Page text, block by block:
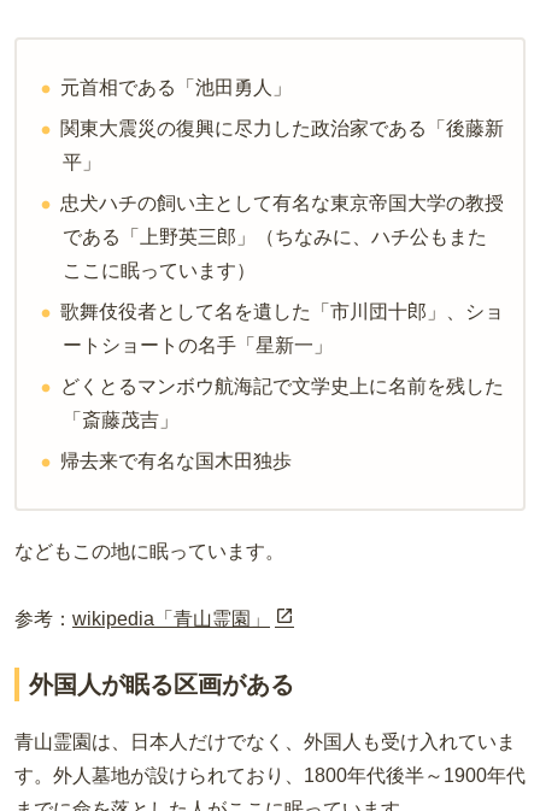
元首相である「池田勇人」
関東大震災の復興に尽力した政治家である「後藤新
平」
忠犬ハチの飼い主として有名な東京帝国大学の教授
である「上野英三郎」（ちなみに、ハチ公もまた
ここに眠っています）
歌舞伎役者として名を遺した「市川団十郎」、ショ
ートショートの名手「星新一」
どくとるマンボウ航海記で文学史上に名前を残した
「斎藤茂吉」
帰去来で有名な国木田独歩
などもこの地に眠っています。
参考： wikipedia「青山霊園」
外国人が眠る区画がある
青山霊園は、日本人だけでなく、外国人も受け入れていま
す。外人墓地が設けられており、1800年代後半～1900年代